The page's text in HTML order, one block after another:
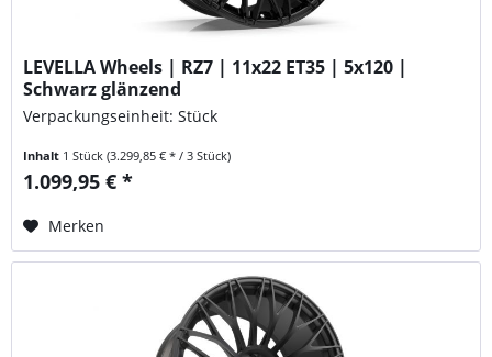
LEVELLA Wheels | RZ7 | 11x22 ET35 | 5x120 |
Schwarz glänzend
Verpackungseinheit: Stück
Inhalt 1 Stück(3.299,85 € * / 3 Stück)
1.099,95 € *
Merken